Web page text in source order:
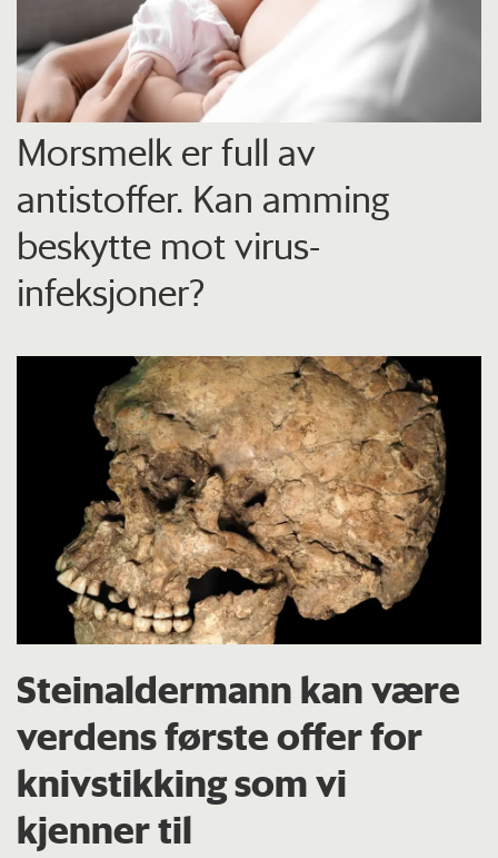
Morsmelk er full av
antistoffer. Kan amming
beskytte mot virus-
infeksjoner?
Steinaldermann kan være
verdens første offer for
knivstikking som vi
kjenner til